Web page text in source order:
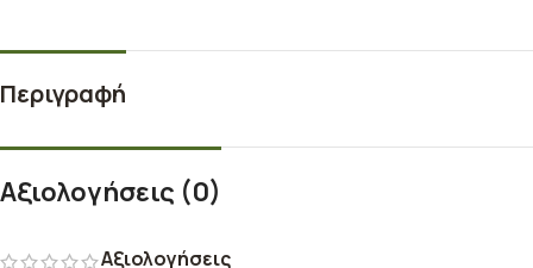
Περιγραφή
Αξιολογήσεις (0)
Αξιολογήσεις